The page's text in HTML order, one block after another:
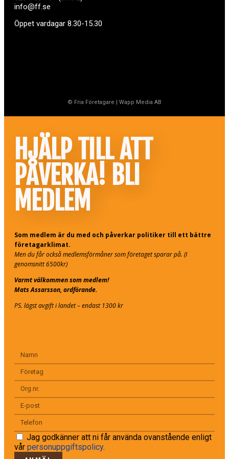
info@ff.se
Öppet vardagar 8.30-15.30
© Fria Företagare | Wapp Media AB
HJÄLP TILL ATT
PÅVERKA! BLI
MEDLEM
Som medlem är du med och påverkar politiker till ett bättre
företagarklimat.
Men du får också medlemsförmåner som företaget sparar på. (I
genomsnitt 6500kr)
Varmt välkommen som medlem!
Mats Assarsson, ordförande.
PS. lägst avgift i landet – endast 1300 kr
Jag godkänner att ni får använda ovanstående enligt
vår personuppgiftspolicy.